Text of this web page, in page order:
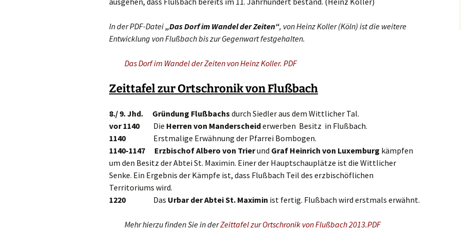
In der PDF-Datei„Das Dorf im Wandel der Zeiten“, von Heinz Koller (Köln) ist die weitere
Entwicklung von Flußbach bis zur Gegenwart festgehalten.
Das Dorf im Wandel der Zeiten von Heinz Koller. PDF
Zeittafel zur Ortschronik von Flußbach
8./ 9. Jhd. Gründung Flußbachs durch Siedler aus dem Wittlicher Tal.
vor 1140Die Herren von Manderscheiderwerben Besitz in Flußbach.
1140Erstmalige Erwähnung der Pfarrei Bombogen.
1140-1147
Erzbischof Albero von Trierund Graf Heinrich von Luxemburg kämpfen
um den Besitz der Abtei St. Maximin. Einer der Hauptschauplätze ist die Wittlicher
Senke. Ein Ergebnis der Kämpfe ist, dass Flußbach Teil des erzbischöflichen
Territoriums wird.
1220Das Urbar der Abtei St. Maximin ist fertig. Flußbach wird erstmals erwähnt.
Mehr hierzu finden Sie in derZeittafel zur Ortschronik von Flußbach 2013.PDF